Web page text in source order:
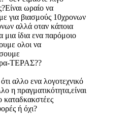
ωραίο να
για βιασμούς 10χρονων
αλλά οταν κάποια
μια ίδια ενα παρόμοιο
ολοι να
ΤΕΡΑΣ??
αλλο ενα λογοτεχνικό
η πραγματικότητα,είναι
καταδκακστέες
ή όχι?